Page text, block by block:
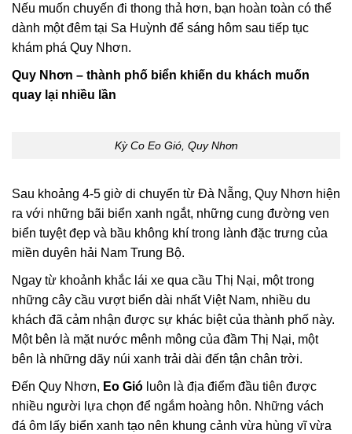
Nếu muốn chuyến đi thong thả hơn, bạn hoàn toàn có thể
dành một đêm tại Sa Huỳnh để sáng hôm sau tiếp tục
khám phá Quy Nhơn.
Quy Nhơn – thành phố biển khiến du khách muốn
quay lại nhiều lần
Kỳ Co Eo Gió, Quy Nhơn
Sau khoảng 4-5 giờ di chuyển từ Đà Nẵng, Quy Nhơn hiện
ra với những bãi biển xanh ngắt, những cung đường ven
biển tuyệt đẹp và bầu không khí trong lành đặc trưng của
miền duyên hải Nam Trung Bộ.
Ngay từ khoảnh khắc lái xe qua cầu Thị Nại, một trong
những cây cầu vượt biển dài nhất Việt Nam, nhiều du
khách đã cảm nhận được sự khác biệt của thành phố này.
Một bên là mặt nước mênh mông của đầm Thị Nại, một
bên là những dãy núi xanh trải dài đến tận chân trời.
Đến Quy Nhơn, Eo Gió luôn là địa điểm đầu tiên được
nhiều người lựa chọn để ngắm hoàng hôn. Những vách
đá ôm lấy biển xanh tạo nên khung cảnh vừa hùng vĩ vừa